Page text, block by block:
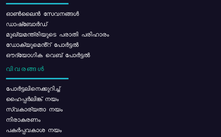
ഓൺലൈൻ സേവനങ്ങൾ
ഡാഷ്ബോർഡ്
മുഖ്യമന്ത്രിയുടെ പരാതി പരിഹാരം
ഡോക്യുമെൻ്റ് പോർട്ടൽ
ഔദ്യോഗിക വെബ് പോർട്ടൽ
വിവരങ്ങൾ
പോര്‍ട്ടലിനെക്കുറിച്ച്
ഹൈപ്പർലിങ്ക് നയം
സ്വകാര്യതാ നയം
നിരാകരണം
പകർപ്പവകാശ നയം